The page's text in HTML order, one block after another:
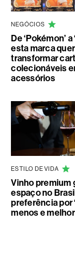
NEGÓCIOS
De ‘Pokémon’ a
esta marca quer
transformar
colecionáveis
acessórios
ESTILO DE VIDA
Vinho premium
espaço no
preferência por
menos e